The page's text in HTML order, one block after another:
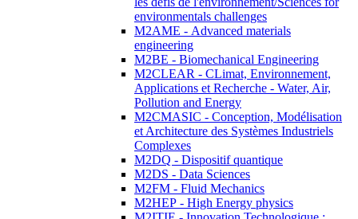
environmentals challenges
M2AME - Advanced materials
engineering
M2BE - Biomechanical Engineering
M2CLEAR - CLimat, Environnement,
Applications et Recherche - Water, Air,
Pollution and Energy
M2CMASIC - Conception, Modélisation
et Architecture des Systèmes Industriels
Complexes
M2DQ - Dispositif quantique
M2DS - Data Sciences
M2FM - Fluid Mechanics
M2HEP - High Energy physics